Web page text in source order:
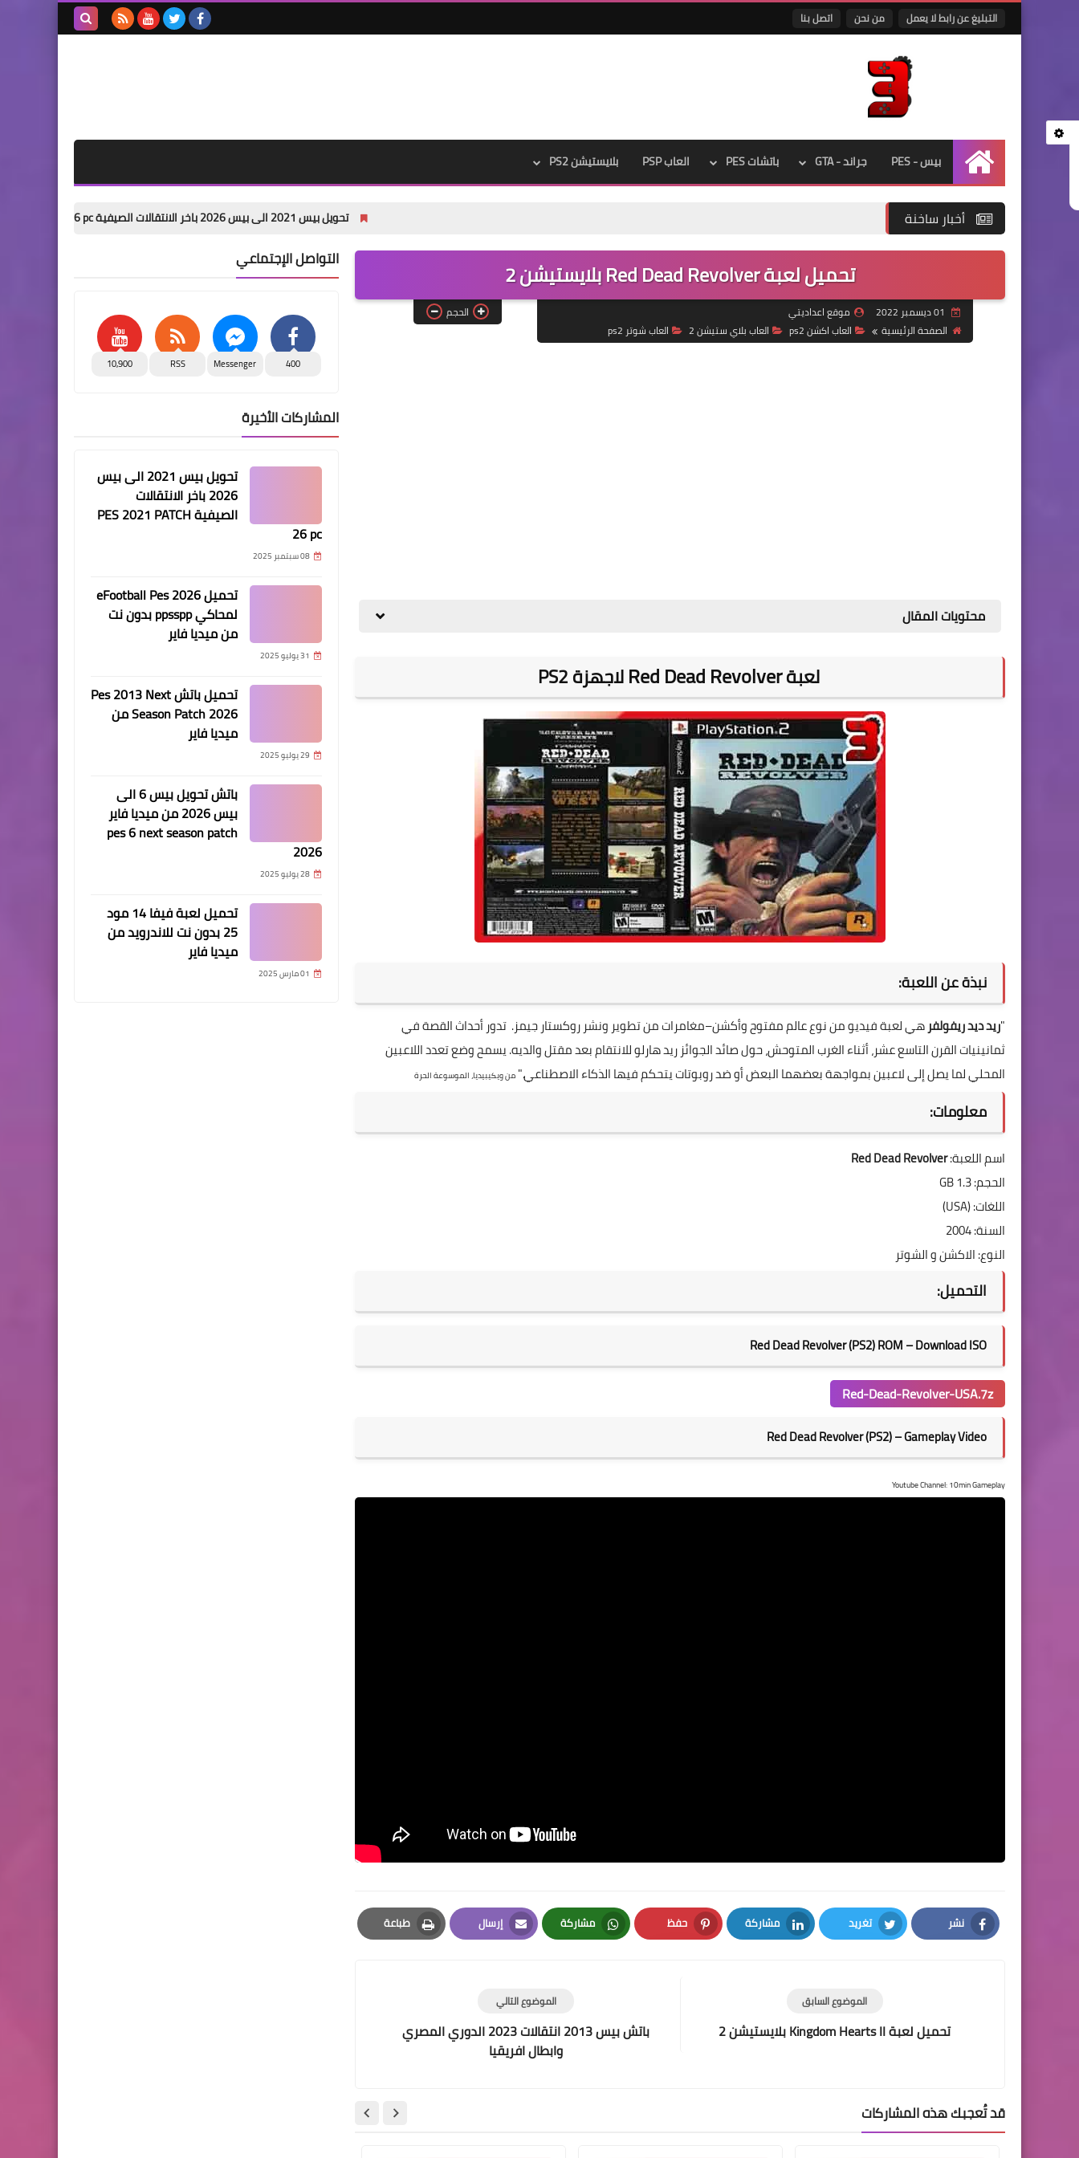
التبليغ عن رابط لا يعمل من نحن اتصل بنا
الرئيسية
بيس - PES جراند - GTA باتشات PES العاب PSP بلايستيشن PS2
أخبار ساخنة تحويل بيس 2021 الى بيس 2026 باخر الانتقالات الصيفية PES 2021 PATCH 26 pc
تحميل لعبة Red Dead Revolver بلايستيشن 2
موقع اعداديتي
الصفحة الرئيسية
العاب اكشن ps2 العاب بلاي ستيشن 2 العاب شوتر ps2
الحجم
محتويات المقال
لعبةRed Dead Revolverلاجهزة PS2
نبذة عن اللعبة:
"ريد ديد ريفولفرهي لعبة فيديو من نوع عالم مفتوح وأكشن–مغامرات من تطوير ونشر روكستار جيمز. تدور أحداث القصة في
ثمانينيات القرن التاسع عشر، أثناء الغرب المتوحش، حول صائد الجوائز ريد هارلو للانتقام بعد مقتل والديه. يسمح وضع تعدد اللاعبين
المحلي لما يصل إلى لاعبين بمواجهة بعضهما البعض أو ضد روبوتات يتحكم فيها الذكاء الاصطناعي." من ويكيبيديا، الموسوعة الحرة
معلومات:
اسم اللعبة:Red Dead Revolver
الحجم: 1.3 GB
اللغات: (USA)
السنة: 2004
النوع: الاكشن و الشوتر
التحميل:
Red Dead Revolver (PS2) ROM – Download ISO
Red-Dead-Revolver-USA.7z
Red Dead Revolver (PS2) – Gameplay Video
Youtube Channel: 10min Gameplay
نشر
Facebook
تغريد
Twitter
مشاركة
LinkedIn
حفظ
Pinterest
مشاركة
Whatsapp
إرسال
Email
طباعة
Print
الموضوع التالي
باتش بيس 2013 انتقالات 2023 الدوري المصري
وابطال افريقيا
الموضوع السابق
تحميل لعبة Kingdom Hearts II بلايستيشن 2
قد تُعجبك هذه المشاركات
التواصل الإجتماعي
400
Messenger
RSS
10,900
المشاركات الأخيرة
تحويل بيس 2021 الى بيس
2026 باخر الانتقالات
الصيفية PES 2021 PATCH
26 pc
08 سبتمبر 2025
تحميل eFootball Pes 2026
لمحاكي ppsspp بدون نت
من ميديا فاير
31 يوليو 2025
تحميل باتش Pes 2013 Next
Season Patch 2026 من
ميديا فاير
29 يوليو 2025
باتش تحويل بيس 6 الى
بيس 2026 من ميديا فاير
pes 6 next season patch
2026
28 يوليو 2025
تحميل لعبة فيفا 14 مود
25 بدون نت للاندرويد من
ميديا فاير
01 مارس 2025